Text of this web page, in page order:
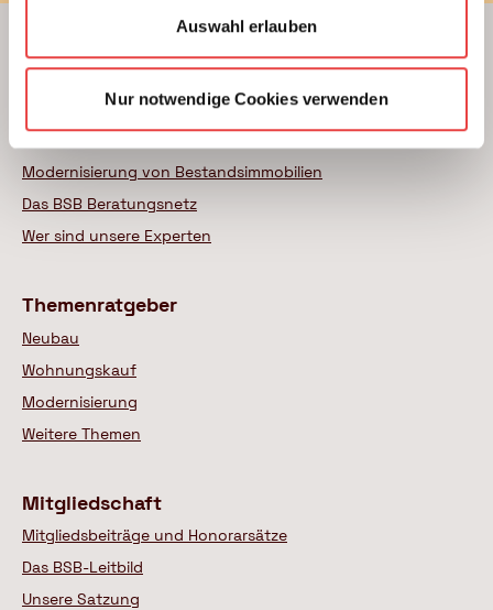
Auswahl erlauben
Nur notwendige Cookies verwenden
Beratung
Unterstützung beim Hausbau
Modernisierung von Bestandsimmobilien
Das BSB Beratungsnetz
Wer sind unsere Experten
Themenratgeber
Neubau
Wohnungskauf
Modernisierung
Weitere Themen
Mitgliedschaft
Mitgliedsbeiträge und Honorarsätze
Das BSB-Leitbild
Unsere Satzung